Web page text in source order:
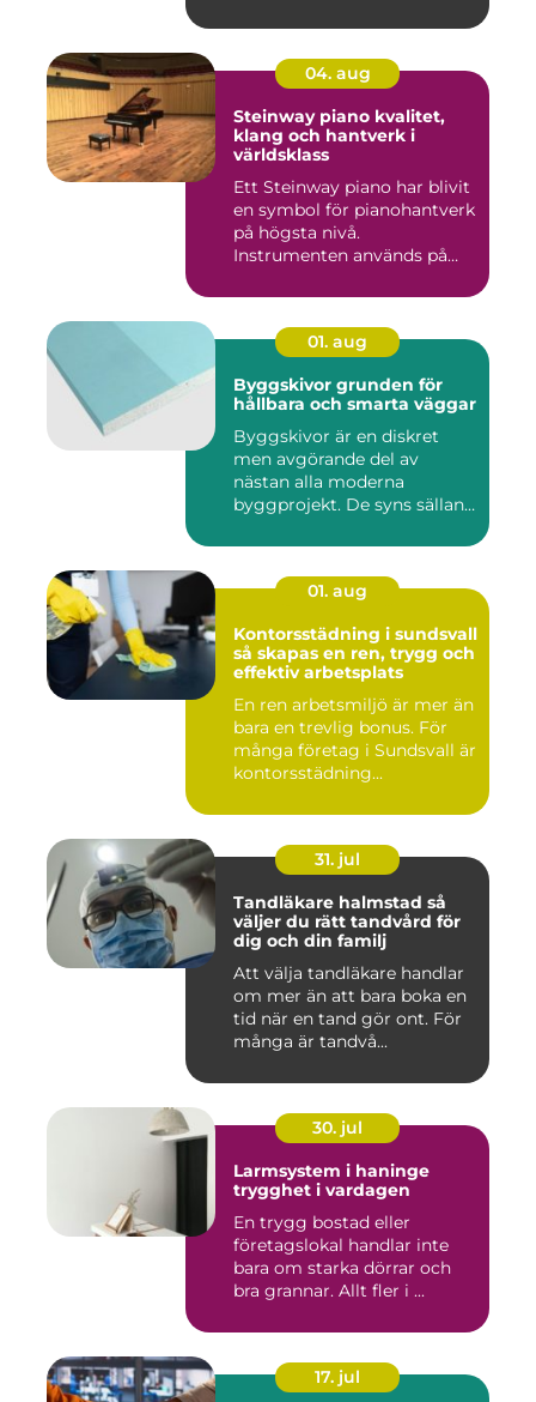
04. aug
Steinway piano kvalitet,
klang och hantverk i
världsklass
Ett Steinway piano har blivit
en symbol för pianohantverk
på högsta nivå.
Instrumenten används på
01. aug
Byggskivor grunden för
hållbara och smarta väggar
Byggskivor är en diskret
men avgörande del av
nästan alla moderna
byggprojekt. De syns sällan
01. aug
Kontorsstädning i sundsvall
så skapas en ren, trygg och
effektiv arbetsplats
En ren arbetsmiljö är mer än
bara en trevlig bonus. För
många företag i Sundsvall är
kontorsstädning...
31. jul
Tandläkare halmstad så
väljer du rätt tandvård för
dig och din familj
Att välja tandläkare handlar
om mer än att bara boka en
tid när en tand gör ont. För
många är tandvå...
30. jul
Larmsystem i haninge
trygghet i vardagen
En trygg bostad eller
företagslokal handlar inte
bara om starka dörrar och
bra grannar. Allt fler i ...
17. jul